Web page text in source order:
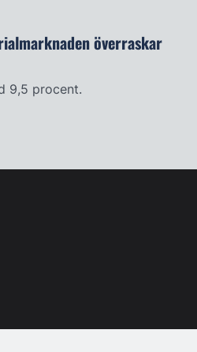
överraskar
9,5 procent.